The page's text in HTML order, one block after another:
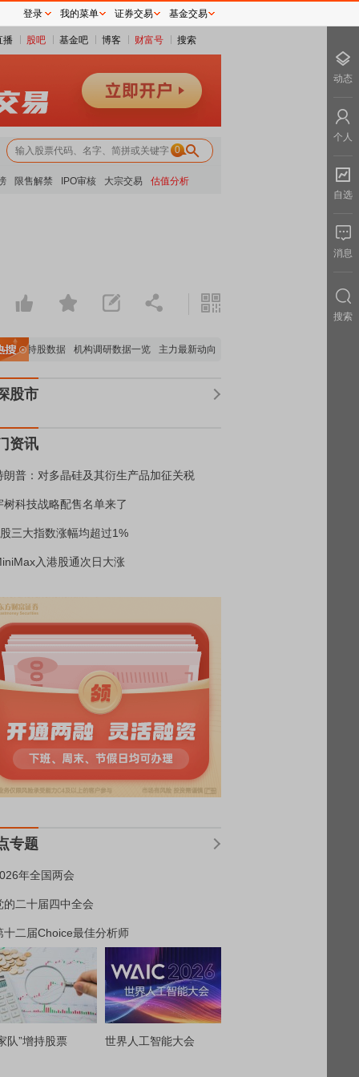
播 股吧 基金吧 博客 财富号 搜索
0
限售解禁 IPO审核 大宗交易 估值分析
持股数据 机构调研数据一览 主力最新动向 上市公司限售股解禁一览
股市
资讯
朗普：对多晶硅及其衍生产品加征关税
树科技战略配售名单来了
三大指数涨幅均超过1%
入港股通次日大涨
专题
年全国两会
的二十届四中全会
十二届Choice最佳分析师
队”增持股票 世界人工智能大会
登录 我的菜单 证券交易 基金交易
动态
个人
自选
消息
搜索